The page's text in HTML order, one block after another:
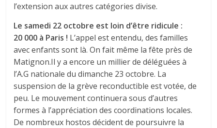
l’extension aux autres catégories divise.
Le samedi 22 octobre est loin d’être ridicule :
20 000 à Paris ! L’appel est entendu, des familles
avec enfants sont là. On fait même la fête près de
Matignon.Il y a encore un millier de déléguées à
l’A.G nationale du dimanche 23 octobre. La
suspension de la grève reconductible est votée, de
peu. Le mouvement continuera sous d’autres
formes à l’appréciation des coordinations locales.
De nombreux hostos décident de poursuivre la